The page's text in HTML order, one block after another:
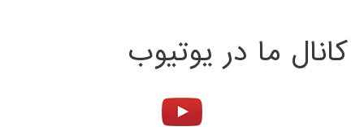
کانال ما در یوتیوب